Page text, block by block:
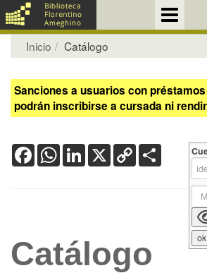
Inicio Catálogo
Sanciones a usuarios con
podrán inscribirse a cursada ni
FacebookWhatsApp
LinkedIn
X Copy
Link
Catálogo